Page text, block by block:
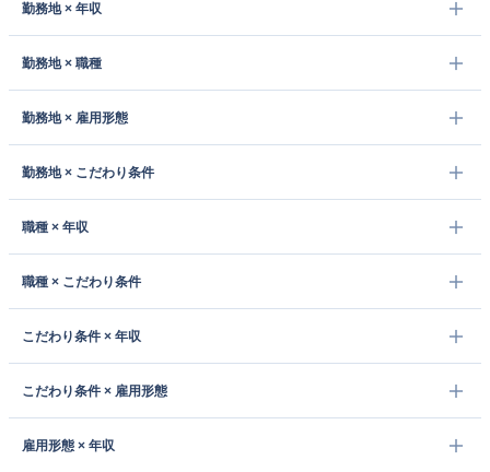
勤務地 × 年収
勤務地 × 職種
勤務地 × 雇用形態
勤務地 × こだわり条件
職種 × 年収
職種 × こだわり条件
こだわり条件 × 年収
こだわり条件 × 雇用形態
雇用形態 × 年収